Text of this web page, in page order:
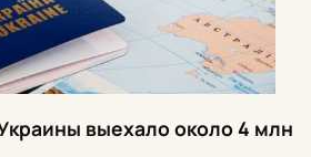
выехало около 4 млн